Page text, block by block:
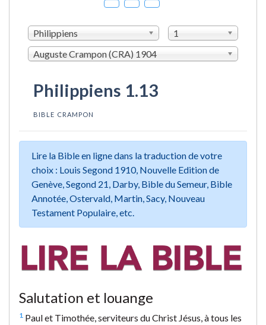
Philippiens
1
Auguste Crampon (CRA) 1904
Philippiens 1.13
BIBLE CRAMPON
Lire la Bible en ligne dans la traduction de votre
choix : Louis Segond 1910, Nouvelle Edition de
Genève, Segond 21, Darby, Bible du Semeur, Bible
Annotée, Ostervald, Martin, Sacy, Nouveau
Testament Populaire, etc.
Salutation et louange
1 Paul et Timothée, serviteurs du Christ Jésus, à tous les